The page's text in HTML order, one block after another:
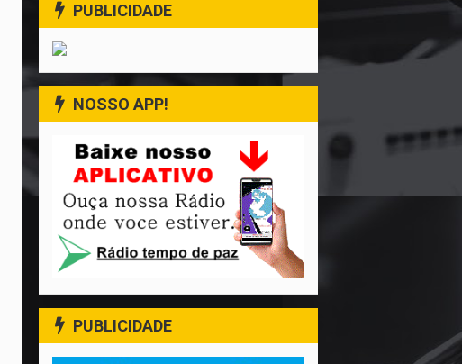
PUBLICIDADE
NOSSO APP!
PUBLICIDADE